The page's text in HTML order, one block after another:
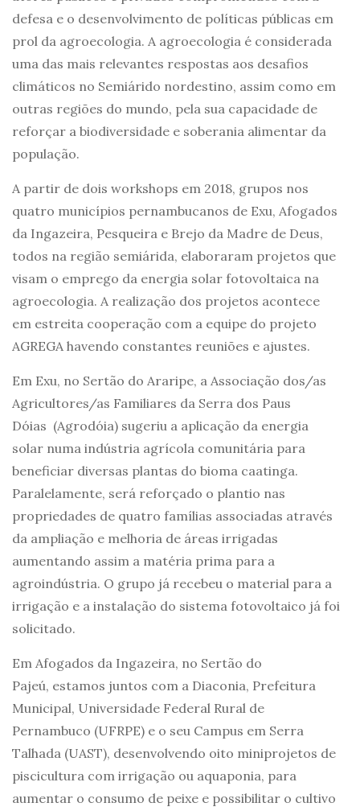
defesa e o desenvolvimento de políticas públicas em
prol da agroecologia. A agroecologia é considerada
uma das mais relevantes respostas aos desafios
climáticos no Semiárido nordestino, assim como em
outras regiões do mundo, pela sua capacidade de
reforçar a biodiversidade e soberania alimentar da
população.
A partir de dois workshops em 2018, grupos nos
quatro municípios pernambucanos de Exu, Afogados
da Ingazeira, Pesqueira e Brejo da Madre de Deus,
todos na região semiárida, elaboraram projetos que
visam o emprego da energia solar fotovoltaica na
agroecologia. A realização dos projetos acontece
em estreita cooperação com a equipe do projeto
AGREGA havendo constantes reuniões e ajustes.
Em Exu, no Sertão do Araripe, a Associação dos/as
Agricultores/as Familiares da Serra dos Paus
Dóias (Agrodóia) sugeriu a aplicação da energia
solar numa indústria agrícola comunitária para
beneficiar diversas plantas do bioma caatinga.
Paralelamente, será reforçado o plantio nas
propriedades de quatro famílias associadas através
da ampliação e melhoria de áreas irrigadas
aumentando assim a matéria prima para a
agroindústria. O grupo já recebeu o material para a
irrigação e a instalação do sistema fotovoltaico já foi
solicitado.
Em Afogados da Ingazeira, no Sertão do
Pajeú, estamos juntos com a Diaconia, Prefeitura
Municipal, Universidade Federal Rural de
Pernambuco (UFRPE) e o seu Campus em Serra
Talhada (UAST), desenvolvendo oito miniprojetos de
piscicultura com irrigação ou aquaponia, para
aumentar o consumo de peixe e possibilitar o cultivo